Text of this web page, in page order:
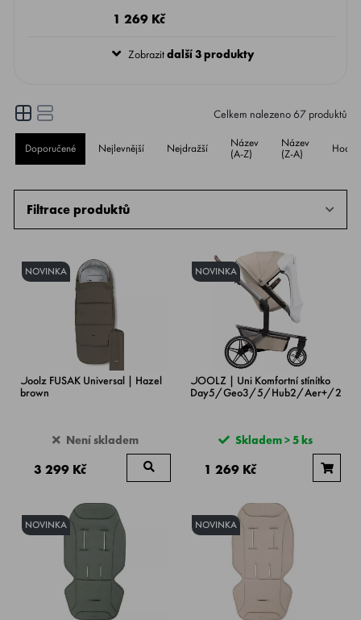
Poskytuje dítěti větší pohodlí a lepší regulaci
1 269 Kč
Zobrazitdalší 3 produkty
Celkem nalezeno67 produktů
Doporučené Nejlevnější Nejdražší
Název
(A-Z)
Název
(Z-A)
Filtrace produktů
NOVINKA
Joolz FUSAK Universal | Hazel
brown
Není skladem
3 299 Kč
NOVINKA
JOOLZ | Uni Komfortní stínítko
Day5/Geo3/5/Hub2/Aer+/2
Skladem > 5 ks
1 269 Kč
NOVINKA NOVINKA